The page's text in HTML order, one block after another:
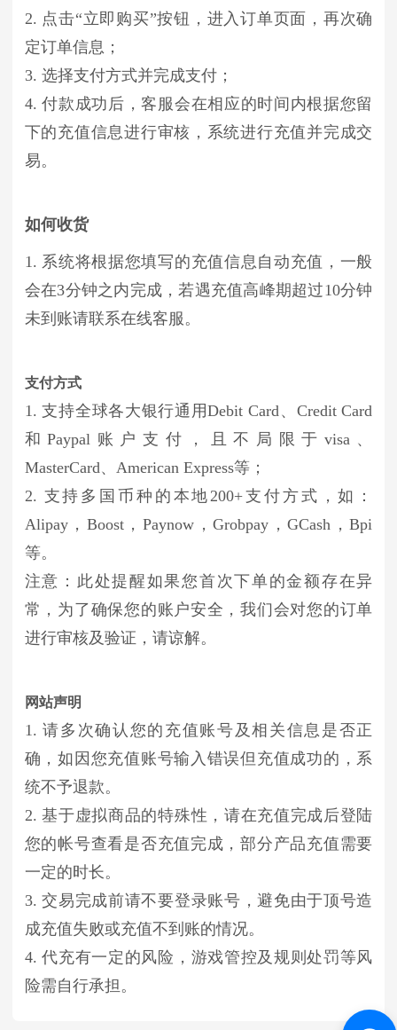
2. 点击“立即购买”按钮，进入订单页面，再次确
定订单信息；
3. 选择支付方式并完成支付；
4. 付款成功后，客服会在相应的时间内根据您留
下的充值信息进行审核，系统进行充值并完成交
易。
如何收货
1. 系统将根据您填写的充值信息自动充值，一般
会在3分钟之内完成，若遇充值高峰期超过10分钟
未到账请联系在线客服。
支付方式
1. 支持全球各大银行通用Debit Card、Credit Card
和Paypal账户支付，且不局限于visa、
MasterCard、American Express等；
2. 支持多国币种的本地200+支付方式，如：
Alipay，Boost，Paynow，Grobpay，GCash，Bpi
等。
注意：此处提醒如果您首次下单的金额存在异
常，为了确保您的账户安全，我们会对您的订单
进行审核及验证，请谅解。
网站声明
1. 请多次确认您的充值账号及相关信息是否正
确，如因您充值账号输入错误但充值成功的，系
统不予退款。
2. 基于虚拟商品的特殊性，请在充值完成后登陆
您的帐号查看是否充值完成，部分产品充值需要
一定的时长。
3. 交易完成前请不要登录账号，避免由于顶号造
成充值失败或充值不到账的情况。
4. 代充有一定的风险，游戏管控及规则处罚等风
险需自行承担。